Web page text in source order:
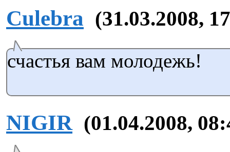
Culebra (31.03.2008,
счастья вам молодежь!
NIGIR (01.04.2008,